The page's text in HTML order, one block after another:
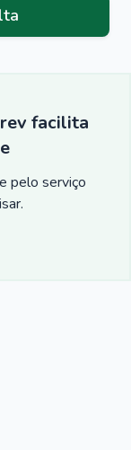
facilita
pelo serviço